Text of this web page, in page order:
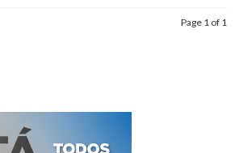
Page 1 of 1